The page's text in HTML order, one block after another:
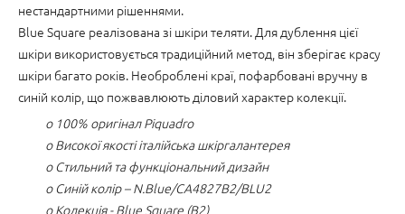
нестандартними рішеннями.
Blue Square реалізована зі шкіри теляти. Для дублення цієї
шкіри використовується традиційний метод, він зберігає красу
шкіри багато років. Необроблені краї, пофарбовані вручну в
синій колір, що пожвавлюють діловий характер колекції.
o 100% оригінал Piquadro
o Високої якості італійська шкіргалантерея
o Стильний та функціональний дизайн
o Синій колір – N.Blue/CA4827B2/BLU2
o Колекція - Blue Square (B2)